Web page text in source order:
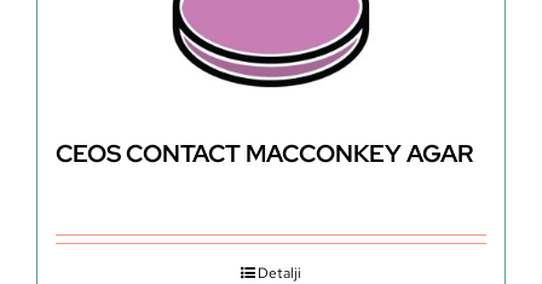
CEOS CONTACT MACCONKEY AGAR
Detalji